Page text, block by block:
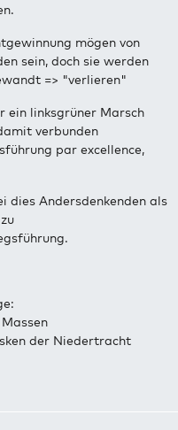
mögen von
sein, doch sie werden
=> "verlieren"
ein linksgrüner Marsch
verbunden
par excellence,
Andersdenkenden als
der Niedertracht